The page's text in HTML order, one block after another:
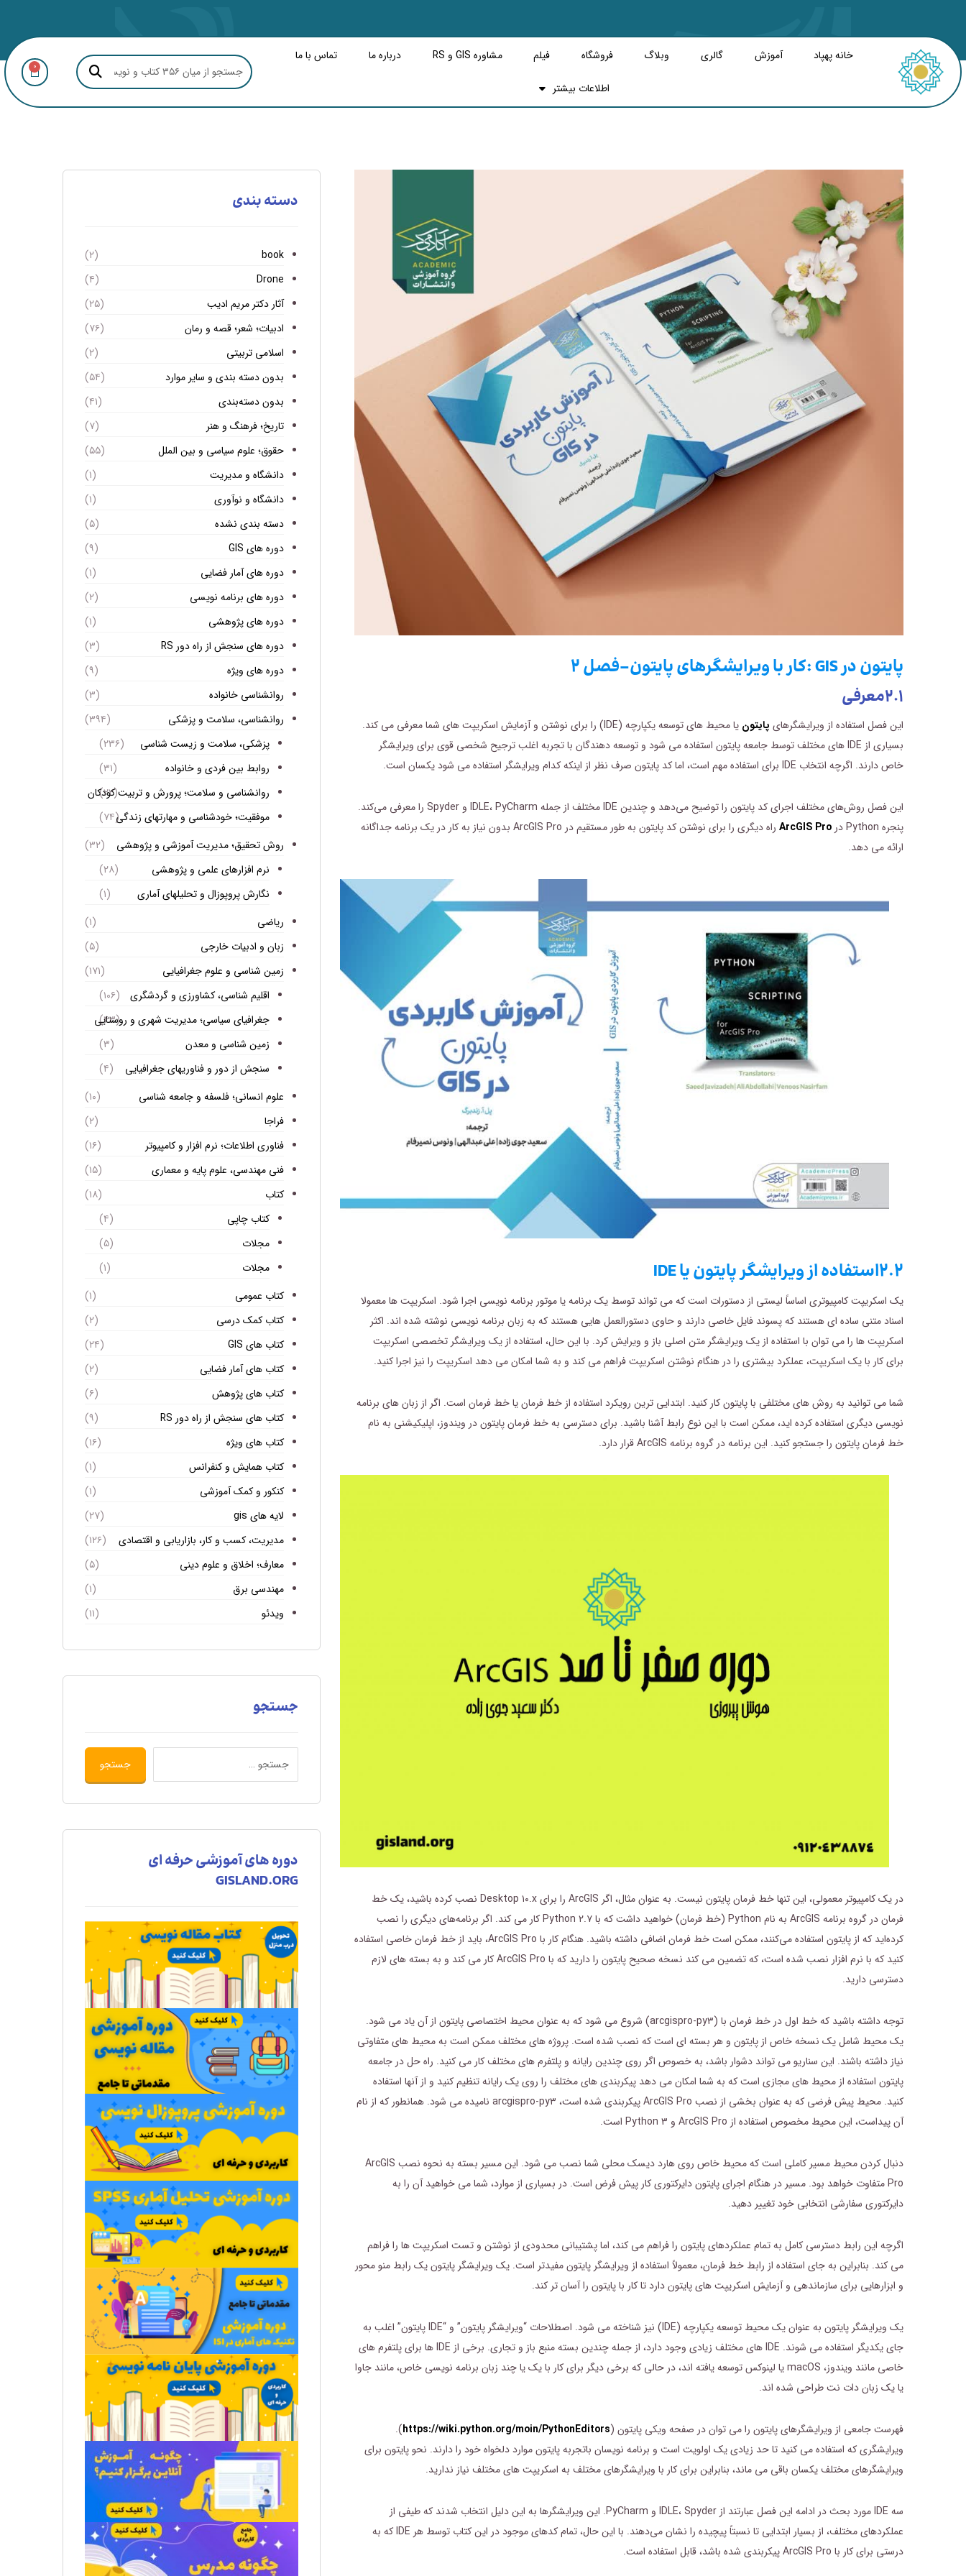
خانه پهپاد آموزش گالری وبلاگ فروشگاه فیلم مشاوره GIS و RS درباره ما تماس با ما
اطلاعات بیشتر
0
پایتون در GIS :کار با ویرایشگرهای پایتون-فصل ۲
۲.۱معرفی
این فصل استفاده از ویرایشگرهای پایتون
یا محیط های توسعه یکپارچه (IDE) را برای نوشتن و آزمایش اسکریپت های شما معرفی می کند.
بسیاری از IDE های مختلف توسط جامعه پایتون استفاده می شود و توسعه دهندگان با تجربه اغلب ترجیح شخصی قوی برای ویرایشگر
خاص دارند. اگرچه انتخاب IDE برای استفاده مهم است، اما کد پایتون صرف نظر از اینکه کدام ویرایشگر استفاده می شود یکسان است.
این فصل روش‌های مختلف اجرای کد پایتون را توضیح می‌دهد و چندین IDE مختلف از جمله IDLE، PyCharm و Spyder را معرفی می‌کند.
پنجره Python در
ArcGIS Pro
راه دیگری را برای نوشتن کد پایتون به طور مستقیم در ArcGIS Pro بدون نیاز به کار در یک برنامه جداگانه
ارائه می دهد.
۲.۲استفاده از ویرایشگر پایتون یا IDE
یک اسکریپت کامپیوتری اساساً لیستی از دستورات است که می تواند توسط یک برنامه یا موتور برنامه نویسی اجرا شود. اسکریپت ها معمولا
اسناد متنی ساده ای هستند که پسوند فایل خاصی دارند و حاوی دستورالعمل هایی هستند که به زبان برنامه نویسی نوشته شده اند. اکثر
اسکریپت ها را می توان با استفاده از یک ویرایشگر متن اصلی باز و ویرایش کرد. با این حال، استفاده از یک ویرایشگر تخصصی اسکریپت
برای کار با یک اسکریپت، عملکرد بیشتری را در هنگام نوشتن اسکریپت فراهم می کند و به شما امکان می دهد اسکریپت را نیز اجرا کنید.
شما می توانید به روش های مختلفی با پایتون کار کنید. ابتدایی ترین رویکرد استفاده از خط فرمان یا خط فرمان است. اگر از زبان های برنامه
نویسی دیگری استفاده کرده اید، ممکن است با این نوع رابط آشنا باشید. برای دسترسی به خط فرمان پایتون در ویندوز، اپلیکیشنی به نام
خط فرمان پایتون را جستجو کنید. این برنامه در گروه برنامه ArcGIS قرار دارد.
در یک کامپیوتر معمولی، این تنها خط فرمان پایتون نیست. به عنوان مثال، اگر ArcGIS را برای Desktop ۱۰.x نصب کرده باشید، یک خط
فرمان در گروه برنامه ArcGIS به نام Python (خط فرمان) خواهید داشت که با Python ۲.۷ کار می کند. اگر برنامه‌های دیگری را نصب
کرده‌اید که از پایتون استفاده می‌کنند، ممکن است خط فرمان اضافی داشته باشید. هنگام کار با ArcGIS Pro، باید از خط فرمان خاصی استفاده
کنید که با نرم افزار نصب شده است، که تضمین می کند نسخه صحیح پایتون را دارید که با ArcGIS Pro کار می کند و به بسته های لازم
دسترسی دارید.
توجه داشته باشید که خط اول در خط فرمان با (arcgispro-py۳) شروع می شود که به عنوان محیط اختصاصی پایتون از آن یاد می شود.
یک محیط شامل یک نسخه خاص از پایتون و هر بسته ای است که نصب شده است. پروژه های مختلف ممکن است به محیط های متفاوتی
نیاز داشته باشند. این سناریو می تواند دشوار باشد، به خصوص اگر روی چندین رایانه و پلتفرم های مختلف کار می کنید. راه حل در جامعه
پایتون استفاده از محیط های مجازی است که به شما امکان می دهد پیکربندی های مختلف را روی یک رایانه تنظیم کنید و از آنها استفاده
کنید. محیط پیش فرضی که به عنوان بخشی از نصب ArcGIS Pro پیکربندی شده است، arcgispro-py۳ نامیده می شود. همانطور که از نام
آن پیداست، این محیط مخصوص استفاده از ArcGIS Pro و Python ۳ است.
دنبال کردن محیط مسیر کاملی است که محیط خاص روی هارد دیسک محلی شما نصب می شود. این مسیر بسته به نحوه نصب ArcGIS
Pro متفاوت خواهد بود. مسیر در هنگام اجرای پایتون دایرکتوری کار پیش فرض است. در بسیاری از موارد، شما می خواهید آن را به
دایرکتوری سفارشی انتخابی خود تغییر دهید.
اگرچه این رابط دسترسی کامل به تمام عملکردهای پایتون را فراهم می کند، اما پشتیبانی محدودی از نوشتن و تست اسکریپت ها را فراهم
می کند. بنابراین به جای استفاده از رابط خط فرمان، معمولاً استفاده از ویرایشگر پایتون مفیدتر است. یک ویرایشگر پایتون یک رابط منو محور
و ابزارهایی برای سازماندهی و آزمایش اسکریپت های پایتون دارد تا کار با پایتون را آسان تر کند.
یک ویرایشگر پایتون به عنوان یک محیط توسعه یکپارچه (IDE) نیز شناخته می شود. اصطلاحات “ویرایشگر پایتون” و “IDE پایتون” اغلب به
جای یکدیگر استفاده می شوند. IDE های مختلف زیادی وجود دارد، از جمله چندین بسته منبع باز و تجاری. برخی از IDE ها برای پلتفرم های
خاصی مانند ویندوز، macOS یا لینوکس توسعه یافته اند، در حالی که برخی دیگر برای کار با یک یا چند زبان برنامه نویسی خاص، مانند جاوا
یا یک زبان دات نت طراحی شده اند.
فهرست جامعی از ویرایشگرهای پایتون را می توان در صفحه ویکی پایتون (https://wiki.python.org/moin/PythonEditors
).
ویرایشگری که استفاده می کنید تا حد زیادی یک اولویت است و برنامه نویسان باتجربه پایتون موارد دلخواه خود را دارند. نحو پایتون برای
ویرایشگرهای مختلف یکسان باقی می ماند، بنابراین برای کار با ویرایشگرهای مختلف به اسکریپت های مختلف نیاز ندارید.
سه IDE مورد بحث در ادامه این فصل عبارتند از IDLE، Spyder و PyCharm. این ویرایشگرها به این دلیل انتخاب شدند که طیفی از
عملکردهای مختلف، از بسیار ابتدایی تا نسبتاً پیچیده را نشان می‌دهند. با این حال، تمام کدهای موجود در این کتاب توسط هر IDE که به
درستی برای کار با ArcGIS Pro پیکربندی شده باشد، قابل استفاده است.
دسته بندی
book
(۲)
Drone
(۴)
آثار دکتر مریم ادیب
(۲۵)
ادبیات؛ شعر؛ قصه و رمان
(۷۶)
اسلامی تربیتی
(۲)
بدون دسته بندی و سایر موارد
(۵۴)
بدون دسته‌بندی
(۴۱)
تاریخ؛ فرهنگ و هنر
(۷)
حقوق؛ علوم سیاسی و بین الملل
(۵۵)
دانشگاه و مدیریت
(۱)
دانشگاه و نوآوری
(۱)
دسته بندی نشده
(۵)
دوره های GIS
(۹)
دوره های آمار فضایی
(۱)
دوره های برنامه نویسی
(۲)
دوره های پژوهشی
(۱)
دوره های سنجش از راه دور RS
(۳)
دوره های ویژه
(۹)
روانشناسی خانواده
(۳)
روانشناسی، سلامت و پزشکی
(۳۹۴)
پزشکی، سلامت و زیست شناسی
(۲۳۶)
روابط بین فردی و خانواده
(۳۱)
روانشناسی و سلامت؛ پرورش و تربیت کودکان
(۲۲)
موفقیت؛ خودشناسی و مهارتهای زندگی
(۷۴)
روش تحقیق؛ مدیریت آموزشی و پژوهشی
(۳۲)
نرم افزارهای علمی و پژوهشی
(۲۸)
نگارش پروپوزال و تحلیلهای آماری
(۱)
ریاضی
(۱)
زبان و ادبیات خارجی
(۵)
زمین شناسی و علوم جغرافیایی
(۱۷۱)
اقلیم شناسی، کشاورزی و گردشگری
(۱۰۶)
جغرافیای سیاسی؛ مدیریت شهری و روستایی
(۴۳)
زمین شناسی و معدن
(۳)
سنجش از دور و فناوریهای جغرافیایی
(۴)
علوم انسانی؛ فلسفه و جامعه شناسی
(۱۰)
فراجا
(۲)
فناوری اطلاعات؛ نرم افزار و کامپیوتر
(۱۶)
فنی مهندسی، علوم پایه و معماری
(۱۵)
کتاب
(۱۸)
کتاب چاپی
(۴)
مجلات
(۵)
مجلات
(۱)
کتاب عمومی
(۱)
کتاب کمک درسی
(۲)
کتاب های GIS
(۲۴)
کتاب های آمار فضایی
(۲)
کتاب های پژوهش
(۶)
کتاب های سنجش از راه دور RS
(۹)
کتاب های ویژه
(۱۶)
کتاب همایش و کنفرانس
(۱)
کنکور و کمک آموزشی
(۱)
لایه های gis
(۲۷)
مدیریت، کسب و کار، بازاریابی و اقتصادی
(۱۲۶)
معارف؛ اخلاق و علوم دینی
(۵)
مهندسی برق
(۱)
ویدئو
(۱۱)
جستجو
دوره های آموزشی حرفه ای
GISLAND.ORG